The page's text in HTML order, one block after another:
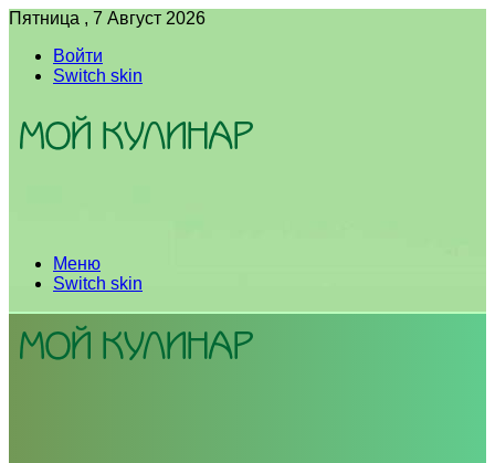
Пятница , 7 Август 2026
Войти
Switch skin
Меню
Switch skin